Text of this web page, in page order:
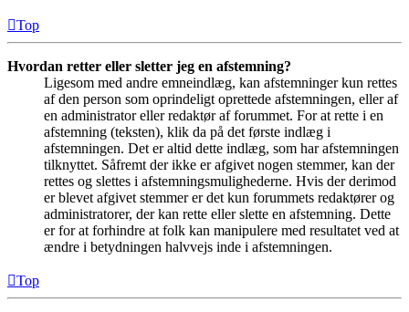
Top
Hvordan retter eller sletter jeg en afstemning?
Ligesom med andre emneindlæg, kan afstemninger kun rettes
af den person som oprindeligt oprettede afstemningen, eller af
en administrator eller redaktør af forummet. For at rette i en
afstemning (teksten), klik da på det første indlæg i
afstemningen. Det er altid dette indlæg, som har afstemningen
tilknyttet. Såfremt der ikke er afgivet nogen stemmer, kan der
rettes og slettes i afstemningsmulighederne. Hvis der derimod
er blevet afgivet stemmer er det kun forummets redaktører og
administratorer, der kan rette eller slette en afstemning. Dette
er for at forhindre at folk kan manipulere med resultatet ved at
ændre i betydningen halvvejs inde i afstemningen.
Top